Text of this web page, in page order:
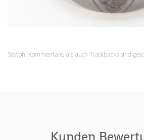
Sowohl Kommentare, als auch Trackbacks sind
Kunden